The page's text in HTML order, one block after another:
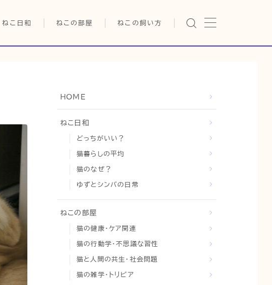
ねこ日和
っちがいい？
ねこの部屋
猫の雑学・トリビア
猫と暮らす快適環境づくり
猫と暮らすシニアライフ
猫と人間の共生・社会問題
ねこの飼い方
基本ガイド（ねこの飼い方、し
行動と心理（ねこの習性、気
お役立ち情報（ねこに優しい
インテリア、災害対策）
グッズレビュー（キャットフー
ド、トイレ、爪とぎ）
HOME
ねこ日和
どっちがいい？
猫暮らしの平均
猫のなぜ？
ゆずとシンバの日常
ねこの部屋
猫の健康・ケア関連
猫の行動学・不思議な習性
猫と人間の共生・社会問題
猫の雑学・トリビア